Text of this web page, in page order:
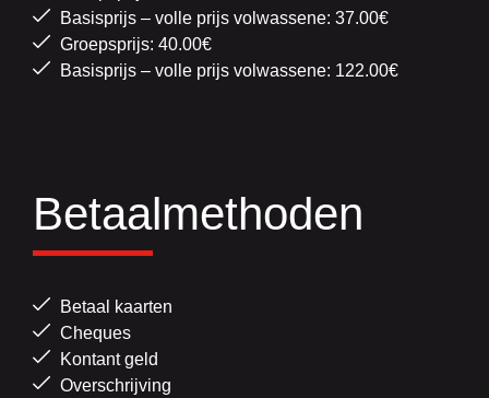
Basisprijs – volle prijs volwassene: 37.00€
Groepsprijs: 40.00€
Basisprijs – volle prijs volwassene: 122.00€
Betaalmethoden
Betaal kaarten
Cheques
Kontant geld
Overschrijving